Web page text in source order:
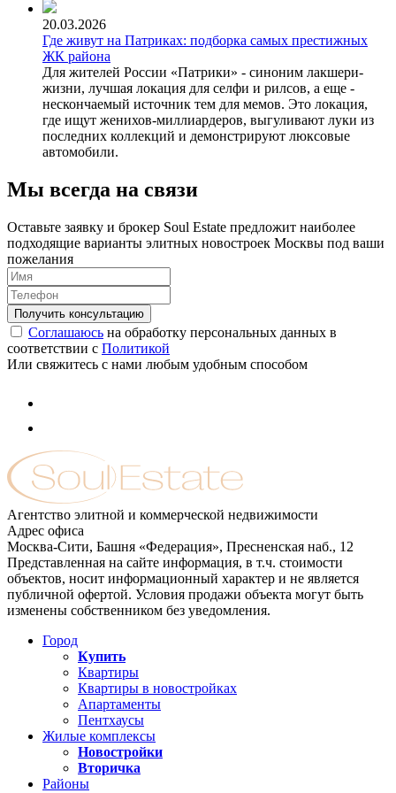
20.03.2026
Где живут на Патриках: подборка самых престижных
ЖК района
Для жителей России «Патрики» - синоним лакшери-
жизни, лучшая локация для селфи и рилсов, а еще -
нескончаемый источник тем для мемов. Это локация,
где ищут женихов-миллиардеров, выгуливают луки из
последних коллекций и демонстрируют люксовые
автомобили.
Мы всегда на связи
Оставьте заявку и брокер Soul Estate предложит наиболее
подходящие варианты элитных новостроек Москвы под ваши
пожелания
Соглашаюсь на обработку персональных данных в
соответствии с Политикой
Или свяжитесь с нами любым удобным способом
Агентство элитной и коммерческой недвижимости
Адрес офиса
Москва-Сити, Башня «Федерация», Пресненская наб., 12
Представленная на сайте информация, в т.ч. стоимости
объектов, носит информационный характер и не является
публичной офертой. Условия продажи объекта могут быть
изменены собственником без уведомления.
Город
Купить
Квартиры
Квартиры в новостройках
Апартаменты
Пентхаусы
Жилые комплексы
Новостройки
Вторичка
Районы